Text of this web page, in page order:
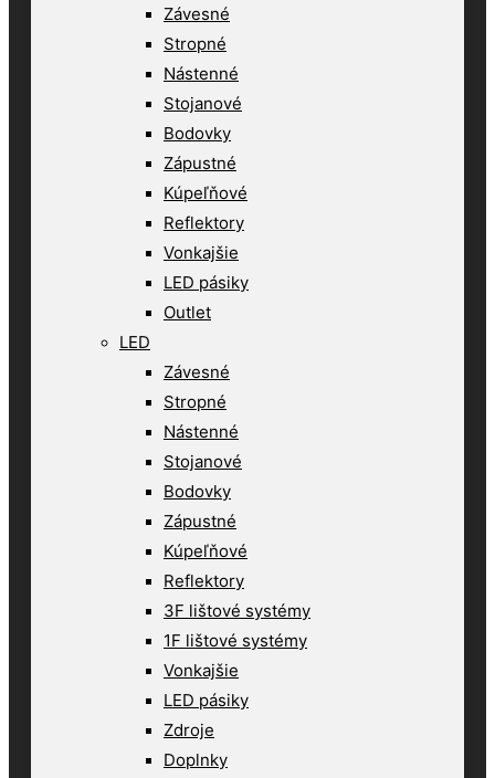
Závesné
Stropné
Nástenné
Stojanové
Bodovky
Zápustné
Kúpeľňové
Reflektory
Vonkajšie
LED pásiky
Outlet
LED
Závesné
Stropné
Nástenné
Stojanové
Bodovky
Zápustné
Kúpeľňové
Reflektory
3F lištové systémy
1F lištové systémy
Vonkajšie
LED pásiky
Zdroje
Doplnky